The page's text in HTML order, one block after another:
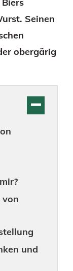
Seinen
obergärig
von
und